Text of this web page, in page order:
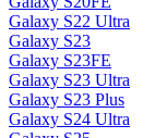
Galaxy S22 Ultra
Galaxy S23
Galaxy S23FE
Galaxy S23 Ultra
Galaxy S23 Plus
Galaxy S24 Ultra